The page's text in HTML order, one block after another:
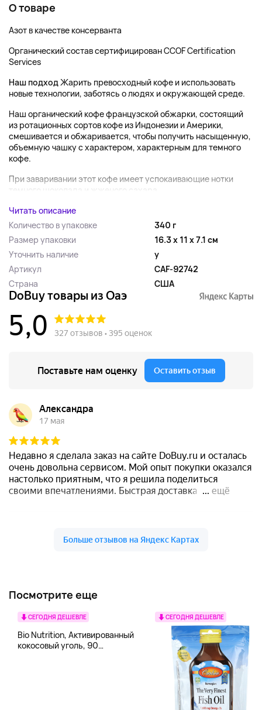
О товаре
Азот в качестве консерванта
Органический состав сертифицирован CCOF Certification
Services
Наш подходЖарить превосходный кофе и использовать
новые технологии, заботясь о людях и окружающей среде.
Наш органический кофе французской обжарки, состоящий
из ротационных сортов кофе из Индонезии и Америки,
смешивается и обжаривается, чтобы получить насыщенную,
объемную чашку с характером, характерным для темного
кофе.
При заваривании этот кофе имеет успокаивающие нотки
темного шоколада и жженого сахара, ...
Читать описание
Количество в упаковке
340 г
Размер упаковки
16.3 x 11 x 7.1 см
Уточнить наличие
y
Артикул
CAF-92742
Страна
США
Посмотрите еще
СЕГОДНЯ ДЕШЕВЛЕ
Bio Nutrition, Активированный
кокосовый уголь, 90
СЕГОДНЯ ДЕШЕВЛЕ